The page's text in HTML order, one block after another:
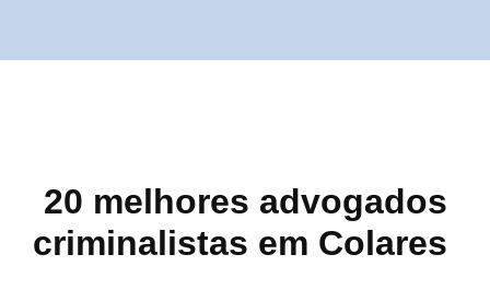
20 melhores advogados
criminalistas em Colares